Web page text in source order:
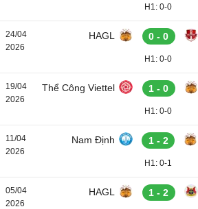
H1: 0-0
24/04
2026
HAGL 0 - 0
H1: 0-0
19/04
2026
Thể Công Viettel 1 - 0
H1: 0-0
11/04
2026
Nam Định 1 - 2
H1: 0-1
05/04
2026
HAGL 1 - 2